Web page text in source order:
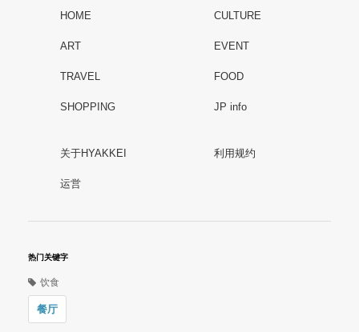
HOME CULTURE
ART EVENT
TRAVEL FOOD
SHOPPING JP info
关于HYAKKEI 利用规约
运営
热门关键字
饮食
餐厅